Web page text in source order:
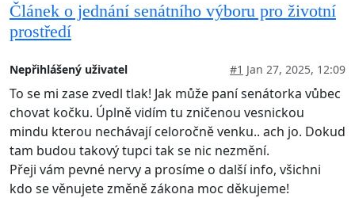
Článek o jednání senátního výboru pro životní
prostředí
Nepřihlášený uživatel #1 Jan 27, 2025, 12:09
To se mi zase zvedl tlak! Jak může paní senátorka vůbec
chovat kočku. Úplně vidím tu zničenou vesnickou
mindu kterou nechávají celoročně venku.. ach jo. Dokud
tam budou takový tupci tak se nic nezmění.
Přeji vám pevné nervy a prosíme o další info, všichni
kdo se věnujete změně zákona moc děkujeme!